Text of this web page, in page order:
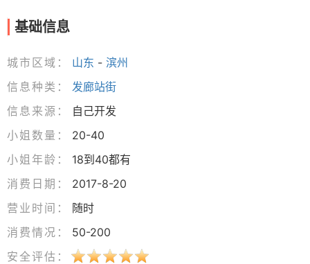
基础信息
城市区域： 山东 - 滨州
信息种类：
发廊站街
信息来源：
自己开发
小姐数量：
20-40
小姐年龄：
18到40都有
消费日期：
2017-8-20
营业时间：
随时
消费情况：
50-200
安全评估：